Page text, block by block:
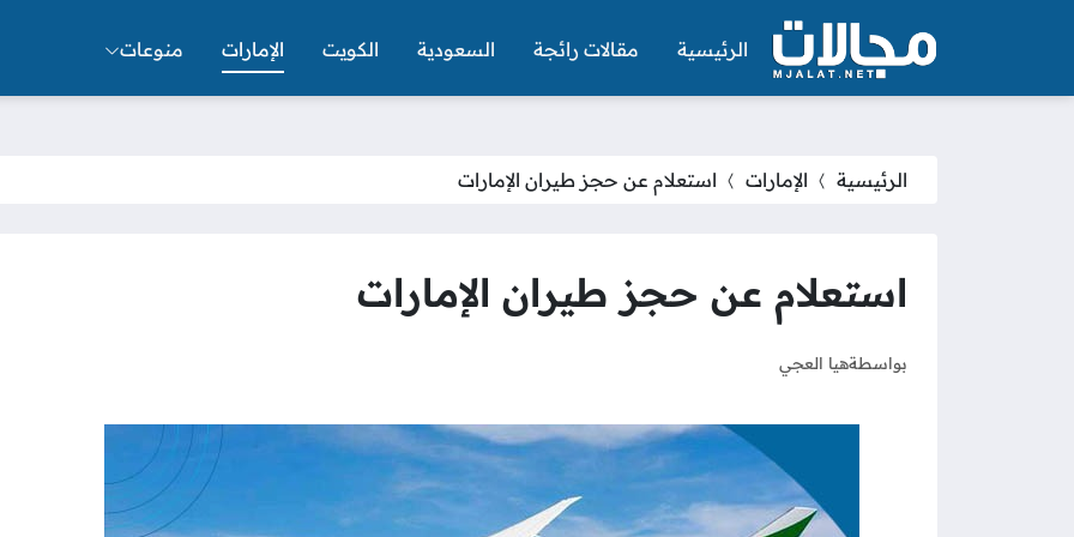
الرئيسية مقالات رائجة السعودية الكويت الإمارات منوعات
الرئيسية الإمارات استعلام عن حجز طيران الإمارات
استعلام عن حجز طيران الإمارات
بواسطةهيا العجي